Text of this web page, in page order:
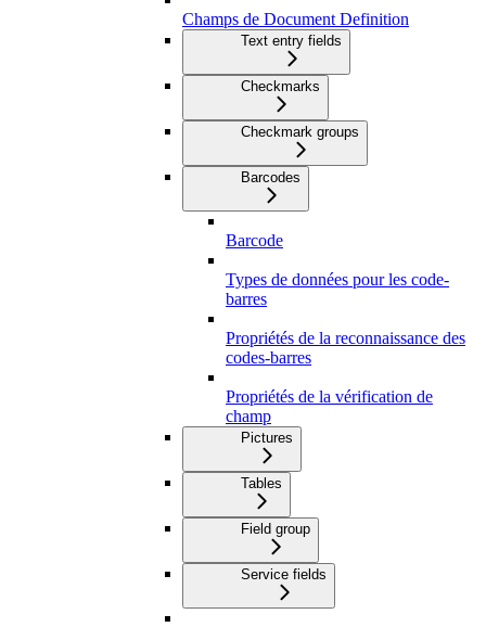
Champs de Document Definition
Text entry fields
Checkmarks
Checkmark groups
Barcodes
Barcode
Types de données pour les code-
barres
Propriétés de la reconnaissance des
codes-barres
Propriétés de la vérification de
champ
Pictures
Tables
Field group
Service fields